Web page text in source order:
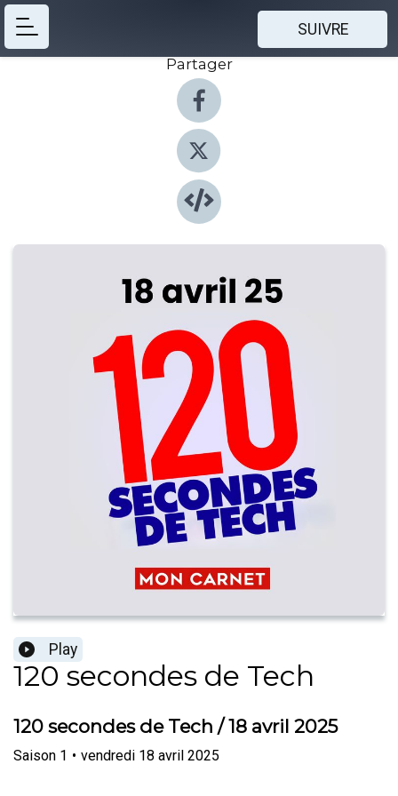
SUIVRE
Partager
Play
120 secondes de Tech
120 secondes de Tech / 18 avril 2025
Saison 1 • vendredi 18 avril 2025